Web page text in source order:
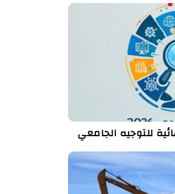
للتوجيه الجامعي